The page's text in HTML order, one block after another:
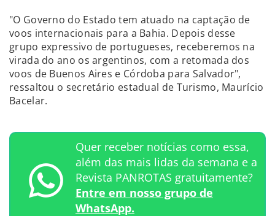
"O Governo do Estado tem atuado na captação de
voos internacionais para a Bahia. Depois desse
grupo expressivo de portugueses, receberemos na
virada do ano os argentinos, com a retomada dos
voos de Buenos Aires e Córdoba para Salvador",
ressaltou o secretário estadual de Turismo, Maurício
Bacelar.
Quer receber notícias como essa,
além das mais lidas da semana e a
Revista PANROTAS gratuitamente?
Entre em nosso grupo de
WhatsApp.